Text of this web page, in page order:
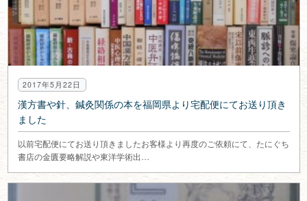
2017年5月22日
漢方書や針、鍼灸関係の本を福岡県より宅配便にてお送り頂き
ました
以前宅配便にてお送り頂きましたお客様より再度のご依頼にて、たにぐち
書店の金匱要略解説や東洋学術出…